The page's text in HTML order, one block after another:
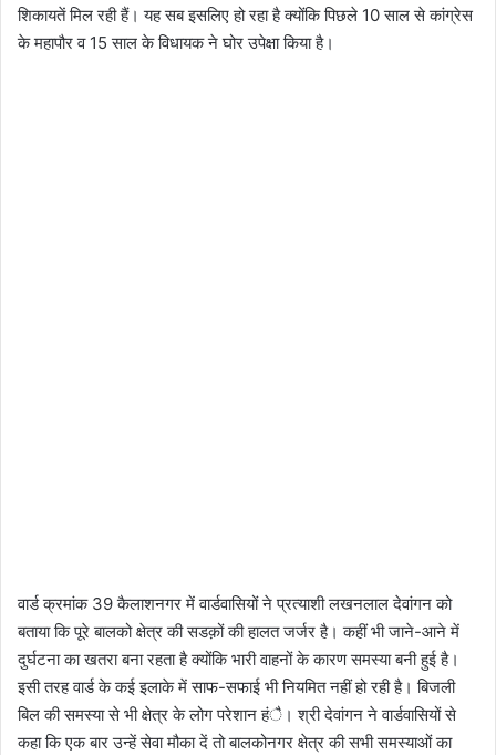
शिकायतें मिल रही हैं। यह सब इसलिए हो रहा है क्योंकि पिछले 10 साल से कांग्रेस
के महापौर व 15 साल के विधायक ने घोर उपेक्षा किया है।
वार्ड क्रमांक 39 कैलाशनगर में वार्डवासियों ने प्रत्याशी लखनलाल देवांगन को
बताया कि पूरे बालको क्षेत्र की सडक़ों की हालत जर्जर है। कहीं भी जाने-आने में
दुर्घटना का खतरा बना रहता है क्योंकि भारी वाहनों के कारण समस्या बनी हुई है।
इसी तरह वार्ड के कई इलाके में साफ-सफाई भी नियमित नहीं हो रही है। बिजली
बिल की समस्या से भी क्षेत्र के लोग परेशान हंै। श्री देवांगन ने वार्डवासियों से
कहा कि एक बार उन्हें सेवा मौका दें तो बालकोनगर क्षेत्र की सभी समस्याओं का